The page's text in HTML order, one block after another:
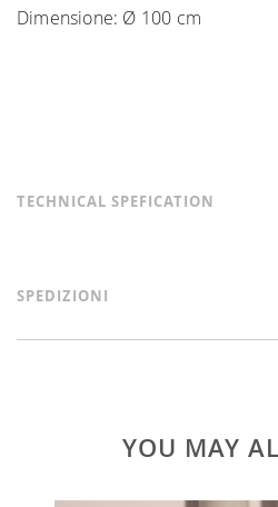
Dimensione: Ø 100 cm
TECHNICAL SPEFICATION
SPEDIZIONI
YOU MAY